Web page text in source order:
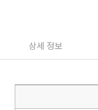
상세 정보